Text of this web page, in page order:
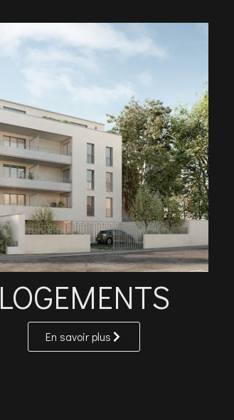
LOGEMENTS
En savoir plus